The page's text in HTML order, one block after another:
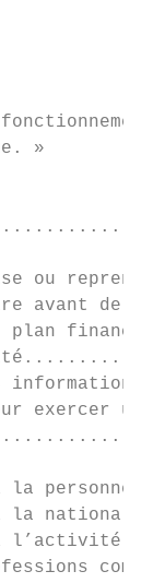
»
ou
avant de
plan
informations
exercer
la
la